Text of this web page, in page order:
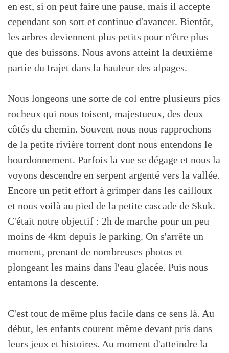
en est, si on peut faire une pause, mais il accepte
cependant son sort et continue d'avancer. Bientôt,
les arbres deviennent plus petits pour n'être plus
que des buissons. Nous avons atteint la deuxième
partie du trajet dans la hauteur des alpages.
Nous longeons une sorte de col entre plusieurs pics
rocheux qui nous toisent, majestueux, des deux
côtés du chemin. Souvent nous nous rapprochons
de la petite rivière torrent dont nous entendons le
bourdonnement. Parfois la vue se dégage et nous la
voyons descendre en serpent argenté vers la vallée.
Encore un petit effort à grimper dans les cailloux
et nous voilà au pied de la petite cascade de Skuk.
C'était notre objectif : 2h de marche pour un peu
moins de 4km depuis le parking. On s'arrête un
moment, prenant de nombreuses photos et
plongeant les mains dans l'eau glacée. Puis nous
entamons la descente.
C'est tout de même plus facile dans ce sens là. Au
début, les enfants courent même devant pris dans
leurs jeux et histoires. Au moment d'atteindre la